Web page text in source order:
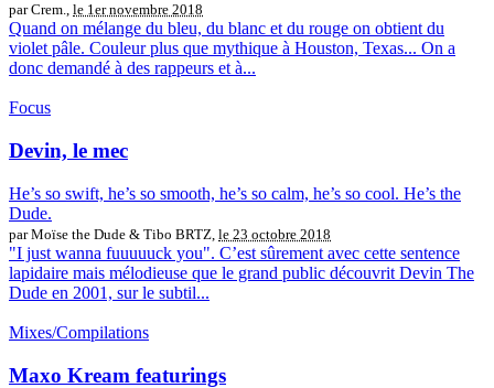
par Crem., le 1er novembre 2018
Quand on mélange du bleu, du blanc et du rouge on obtient du
violet pâle. Couleur plus que mythique à Houston, Texas... On a
donc demandé à des rappeurs et à...
Focus
Devin, le mec
He’s so swift, he’s so smooth, he’s so calm, he’s so cool. He’s the
Dude.
par Moïse the Dude & Tibo BRTZ, le 23 octobre 2018
"I just wanna fuuuuuck you". C’est sûrement avec cette sentence
lapidaire mais mélodieuse que le grand public découvrit Devin The
Dude en 2001, sur le subtil...
Mixes/Compilations
Maxo Kream featurings